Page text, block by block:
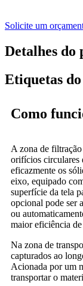
Solicite um
Detalhes do
Etiquetas
Como
A zona de
orifícios circulares
eficazmente os
eixo, equipado
superfície da tela
opcional pode ser
ou
maior eficiência
Na zona de
capturados ao
Acionada por um
transportar o